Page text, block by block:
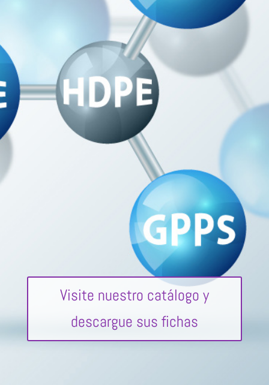
Visite nuestro catálogo y
descargue sus fichas